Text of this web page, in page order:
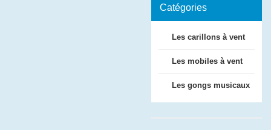
Catégories
Les carillons à vent
Les mobiles à vent
Les gongs musicaux